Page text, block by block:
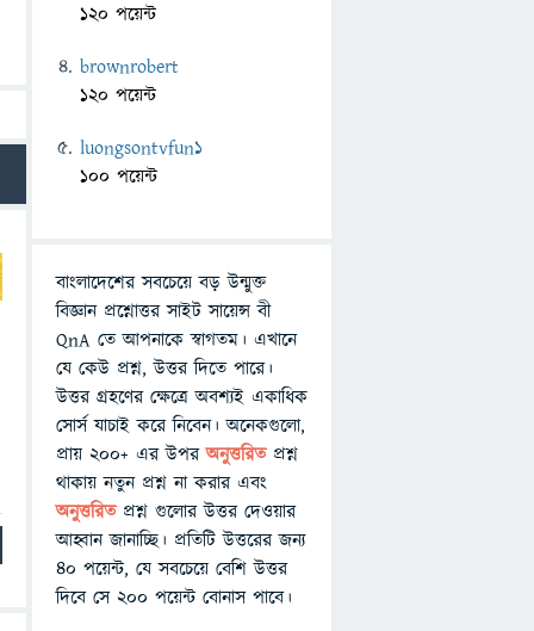
120 পয়েন্ট
brownrobert
120 পয়েন্ট
luongsontvfun1
100 পয়েন্ট
বাংলাদেশের সবচেয়ে বড় উন্মুক্ত
বিজ্ঞান প্রশ্নোত্তর সাইট সায়েন্স বী
QnA তে আপনাকে স্বাগতম। এখানে
যে কেউ প্রশ্ন, উত্তর দিতে পারে।
উত্তর গ্রহণের ক্ষেত্রে অবশ্যই একাধিক
সোর্স যাচাই করে নিবেন। অনেকগুলো,
প্রায় ২০০+ এর উপরঅনুত্তরিতপ্রশ্ন
থাকায় নতুন প্রশ্ন না করার এবং
অনুত্তরিত প্রশ্ন গুলোর উত্তর দেওয়ার
আহ্বান জানাচ্ছি। প্রতিটি উত্তরের জন্য
৪০ পয়েন্ট, যে সবচেয়ে বেশি উত্তর
দিবে সে ২০০ পয়েন্ট বোনাস পাবে।